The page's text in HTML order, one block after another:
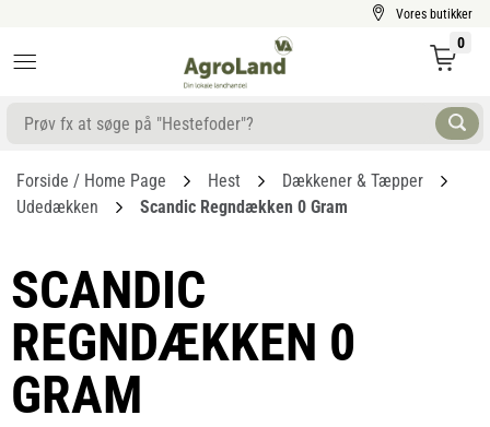
Vores butikker
0
Forside / Home Page Hest
Dækkener & Tæpper
Udedækken
Scandic Regndækken 0 Gram
SCANDIC
REGNDÆKKEN 0
GRAM